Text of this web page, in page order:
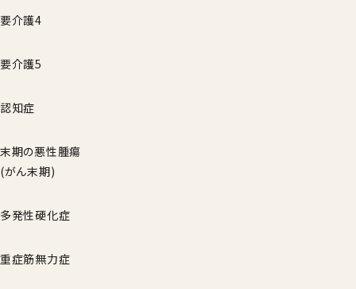
要介護4
要介護5
認知症
末期の悪性腫瘍
(がん末期)
多発性硬化症
重症筋無力症